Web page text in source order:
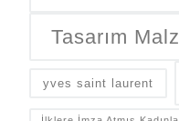
Tasarım
yves saint laurent